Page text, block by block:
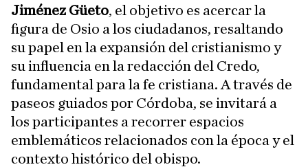
Jiménez Güeto, el objetivo es acercar la
figura de Osio a los ciudadanos, resaltando
su papel en la expansión del cristianismo y
su influencia en la redacción del Credo,
fundamental para la fe cristiana. A través de
paseos guiados por Córdoba, se invitará a
los participantes a recorrer espacios
emblemáticos relacionados con la época y el
contexto histórico del obispo.